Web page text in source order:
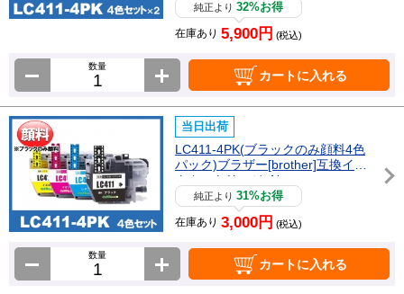
純正より32%お得
在庫あり 5,900円 (税込)
数量
カートに入れる
当日出荷
LC411-4PK(ブラックのみ顔料4色
パック)ブラザー[brother]互換イン
クカートリッジ_N
純正より31%お得
在庫あり 3,000円 (税込)
数量
カートに入れる